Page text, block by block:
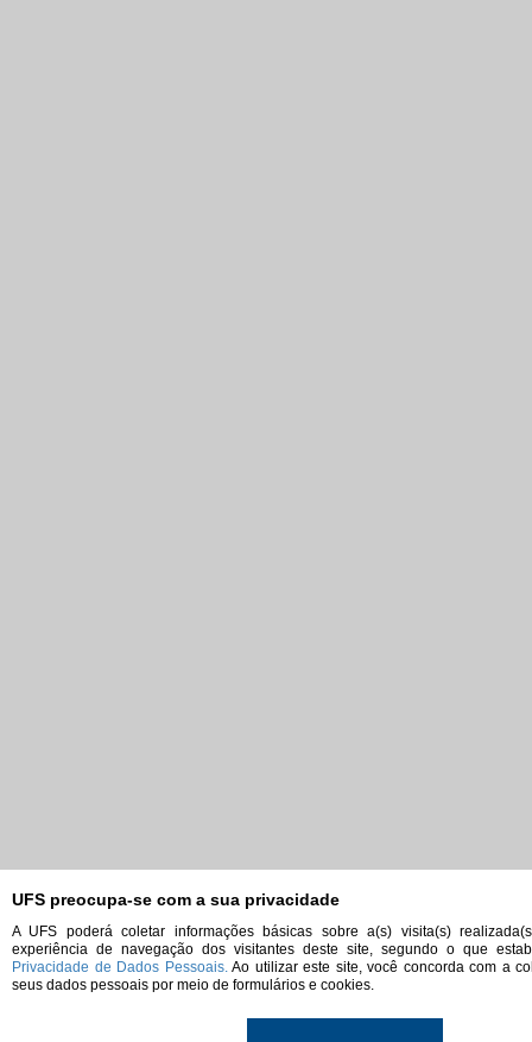
UFS preocupa-se com a sua privacidade
A UFS poderá coletar informações básicas sobre a(s) visita(s)
experiência de navegação dos visitantes deste site, segundo o que
Privacidade de Dados Pessoais.Ao utilizar este site, você concorda com a
seus dados pessoais por meio de formulários e cookies.